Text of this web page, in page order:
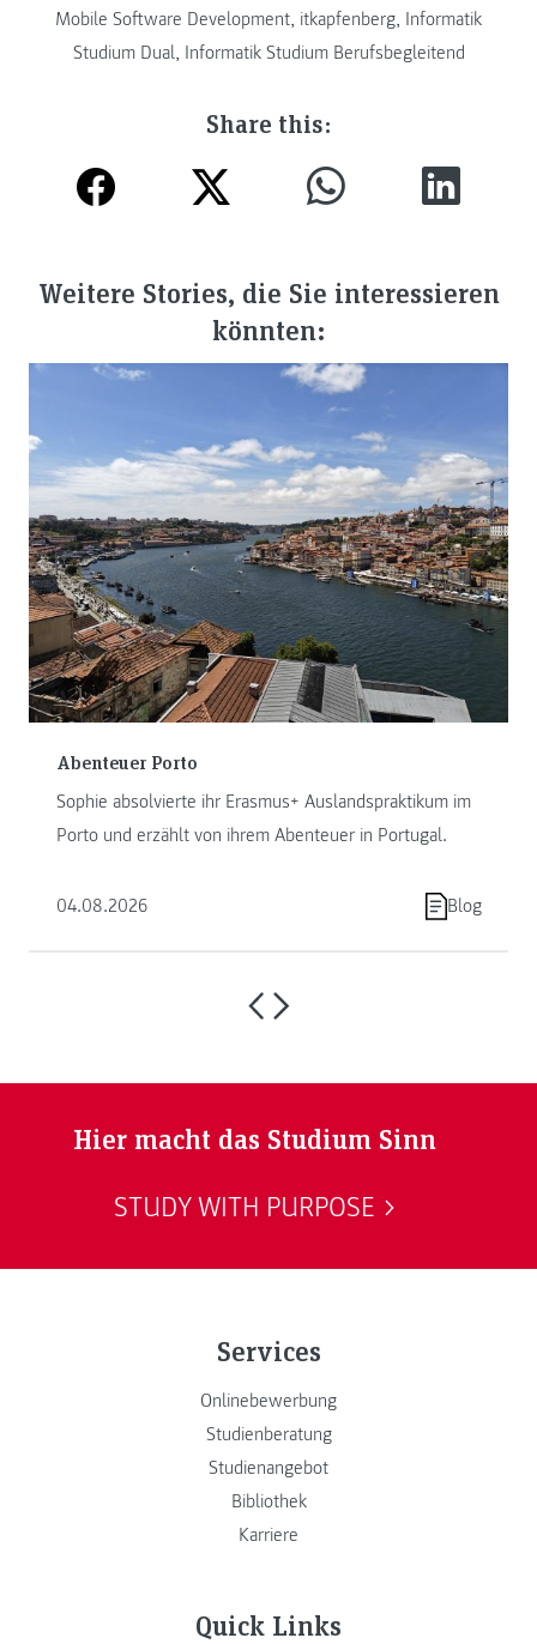
Mobile Software Development, itkapfenberg, Informatik
Studium Dual, Informatik Studium Berufsbegleitend
Share this:
Weitere Stories, die Sie interessieren
könnten:
Abenteuer Porto
Sophie absolvierte ihr Erasmus+ Auslandspraktikum im
Porto und erzählt von ihrem Abenteuer in Portugal.
04.08.2026 Blog
Hier macht das Studium Sinn
STUDY WITH PURPOSE
Services
Onlinebewerbung
Studienberatung
Studienangebot
Bibliothek
Karriere
Quick Links